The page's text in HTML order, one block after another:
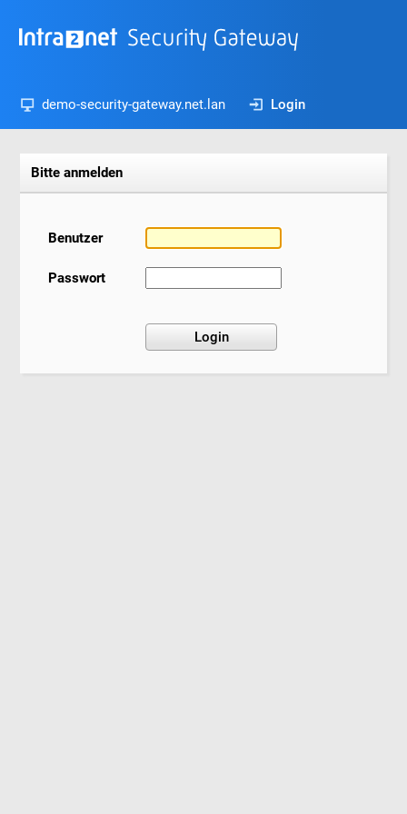
demo-security-gateway.net.lan Login
Bitte anmelden
Benutzer
Passwort